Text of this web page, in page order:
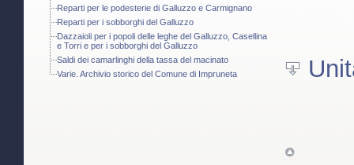
Reparti per le podesterie di Galluzzo e Carmignano
Reparti per i sobborghi del Galluzzo
Dazzaioli per i popoli delle leghe del Galluzzo, Casellina
e Torri e per i sobborghi del Galluzzo
Saldi dei camarlinghi della tassa del macinato
Varie. Archivio storico del Comune di Impruneta